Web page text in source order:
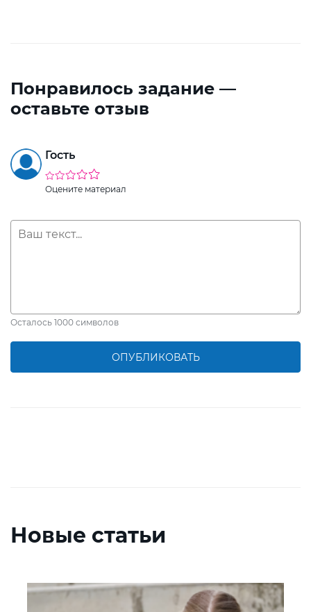
Понравилось задание —
оставьте отзыв
Гость
Оцените материал
Осталось 1000 символов
ОПУБЛИКОВАТЬ
Новые статьи